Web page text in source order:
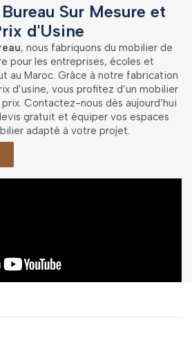
Sur Mesure et
d'Usine
, nous fabriquons du mobilier de
pour les entreprises, écoles et
au Maroc. Grâce à notre fabrication
d’usine, vous profitez d’un mobilier
Contactez-nous dès aujourd’hui
gratuit et équiper vos espaces
adapté à votre projet.